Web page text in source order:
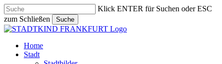
Skip
to
main
content
Klick ENTER für Suchen oder ESC
zum Schließen
Suche
Close
search
Menu
Home
Stadt